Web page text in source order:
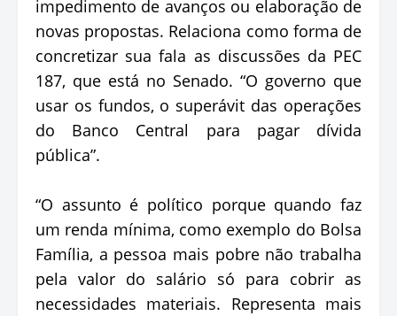
impedimento de avanços ou elaboração de
novas propostas. Relaciona como forma de
concretizar sua fala as discussões da PEC
187, que está no Senado. “O governo que
usar os fundos, o superávit das operações
do Banco Central para pagar dívida
pública”.
“O assunto é político porque quando faz
um renda mínima, como exemplo do Bolsa
Família, a pessoa mais pobre não trabalha
pela valor do salário só para cobrir as
necessidades materiais. Representa mais